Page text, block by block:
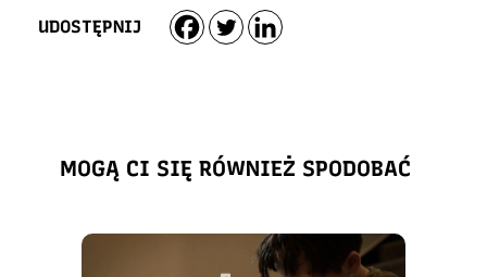
UDOSTĘPNIJ
MOGĄ CI SIĘ RÓWNIEŻ SPODOBAĆ